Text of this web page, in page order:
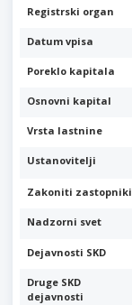
Registrski organ
Datum vpisa
Poreklo kapitala
Osnovni kapital
Vrsta lastnine
Ustanovitelji
Zakoniti zastopniki
Nadzorni svet
Dejavnosti SKD
Druge SKD
dejavnosti